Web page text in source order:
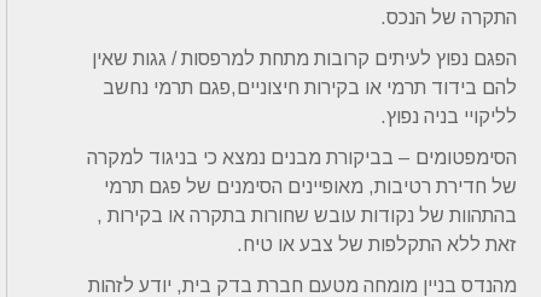
התקרה של הנכס.
הפגם נפוץ לעיתים קרובות מתחת למרפסות / גגות שאין
להם בידוד תרמי או בקירות חיצוניים,פגם תרמי נחשב
לליקויי בניה נפוץ.
הסימפטומים – בביקורת מבנים נמצא כי בניגוד למקרה
של חדירת רטיבות, מאופיינים הסימנים של פגם תרמי
בהתהוות של נקודות עובש שחורות בתקרה או בקירות ,
זאת ללא התקלפות של צבע או טיח.
מהנדס בניין מומחה מטעם חברת בדק בית, יודע לזהות